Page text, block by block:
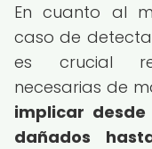
En cuanto al
caso de
es crucial
necesarias de
implicar
dañados